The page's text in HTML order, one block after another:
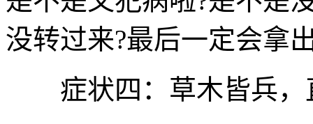
没转过来?最后一定会拿
症状四：草木皆兵，